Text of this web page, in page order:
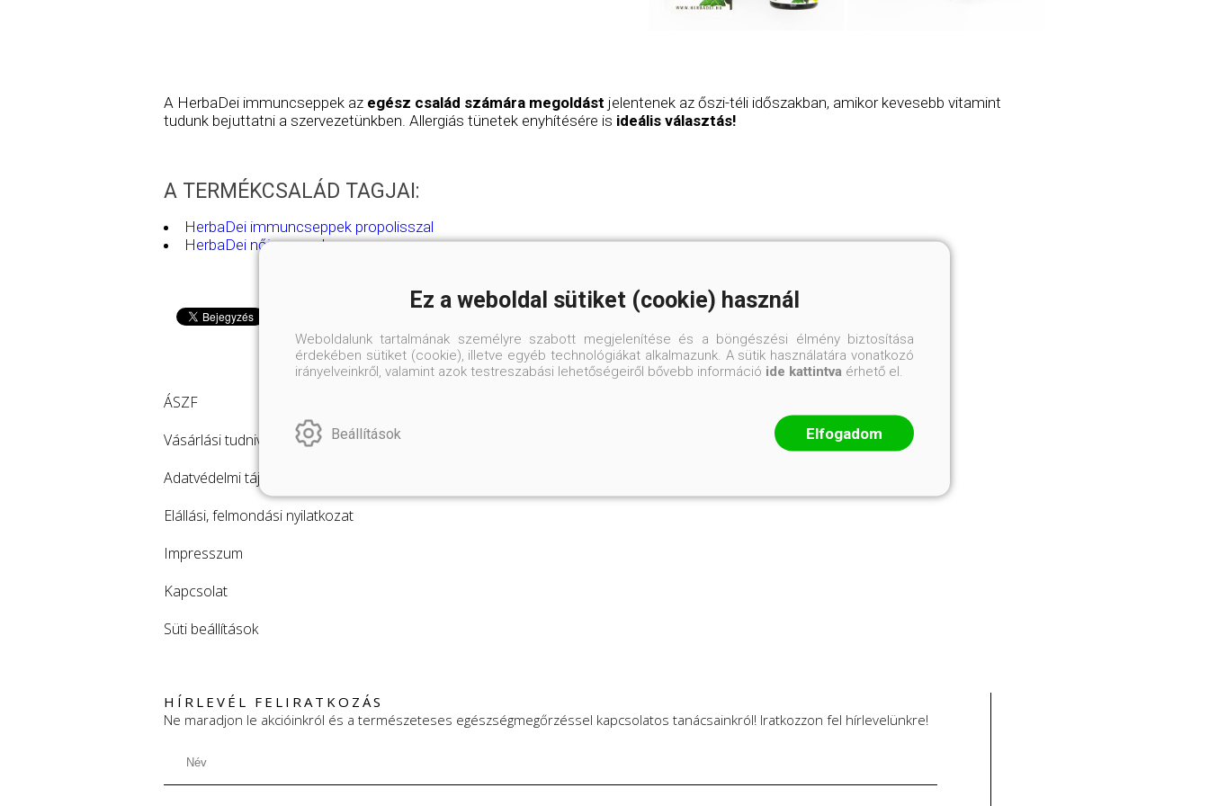
A HerbaDei immuncseppek az egész család számára megoldást jelentenek az őszi-téli időszakban, amikor kevesebb vitamint
tudunk bejuttatni a szervezetünkben. Allergiás tünetek enyhítésére is ideális választás!
A TERMÉKCSALÁD TAGJAI:
HerbaDei immuncseppek propolisszal
HerbaDei női cseppek
HÍRLEVÉL FELIRATKOZÁS
Ne maradjon le akcióinkról és a természeteses egészségmegőrzéssel kapcsolatos tanácsainkról! Iratkozzon fel hírlevelünkre!
ÁSZF
Vásárlási tudnivalók
Adatvédelmi tájékoztató
Elállási, felmondási nyilatkozat
Impresszum
Kapcsolat
Süti beállítások
Ez a weboldal sütiket (cookie) használ
Weboldalunk tartalmának személyre szabott megjelenítése és a böngészési élmény biztosítása
érdekében sütiket (cookie), illetve egyéb technológiákat alkalmazunk. A sütik használatára vonatkozó
irányelveinkről, valamint azok testreszabási lehetőségeiről bővebb információ ide kattintva érhető el.
Beállítások Elfogadom